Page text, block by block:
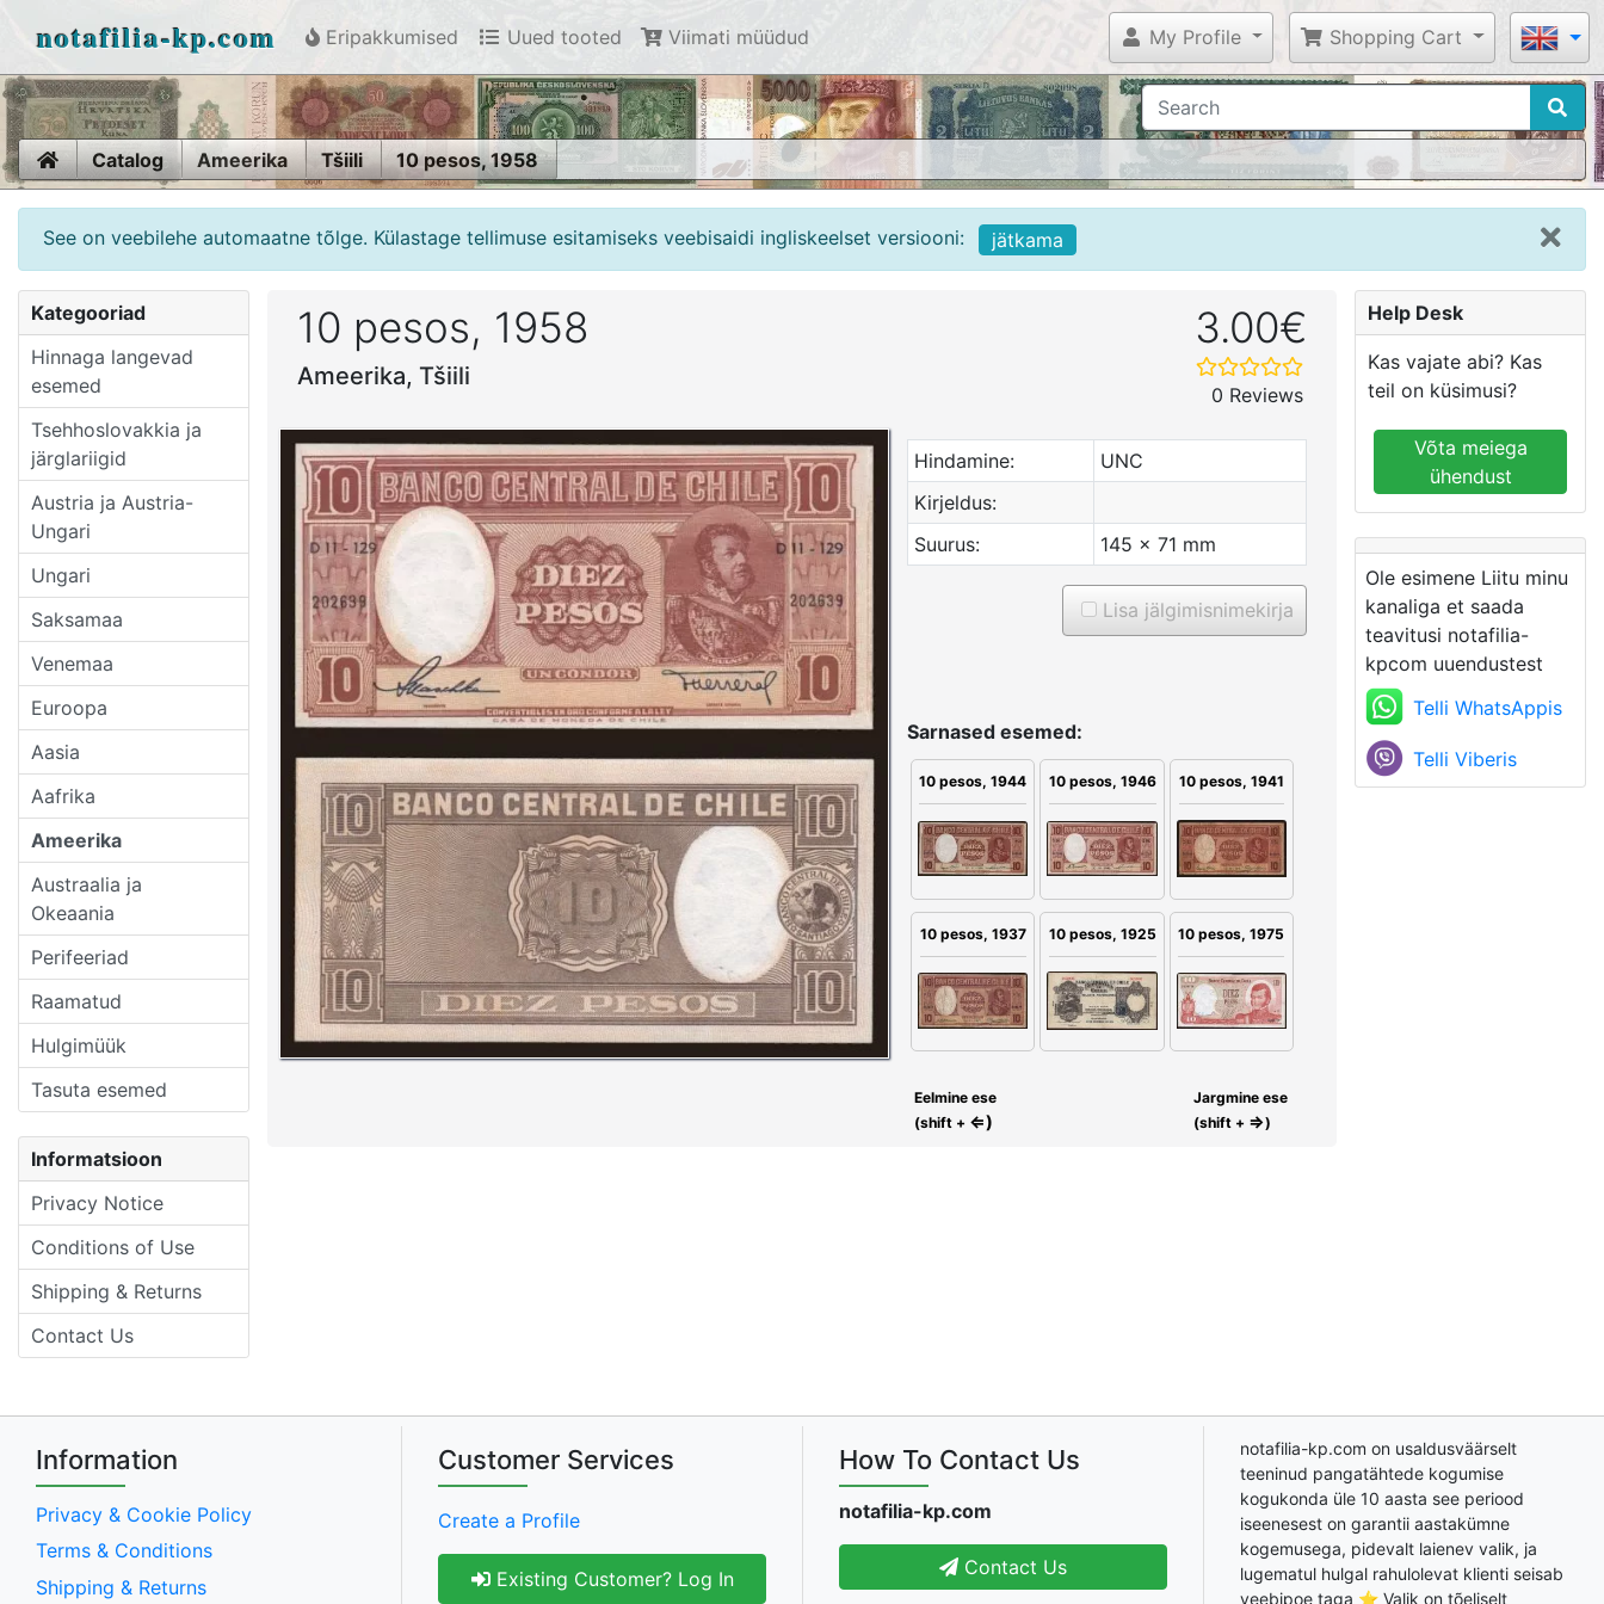
notafilia-kp.com Eripakkumised Uued tooted Viimati müüdud My Profile Shopping Cart
HomeCatalog Ameerika Tšiili 10 pesos, 1958
See on veebilehe automaatne tõlge. Külastage tellimuse esitamiseks veebisaidi ingliskeelset versiooni: jätkama
Kategooriad
Hinnaga langevad
esemed
Tsehhoslovakkia ja
järglariigid
Austria ja Austria-
Ungari
Ungari
Saksamaa
Venemaa
Euroopa
Aasia
Aafrika
Ameerika
Austraalia ja
Okeaania
Perifeeriad
Raamatud
Hulgimüük
Tasuta esemed
Informatsioon
Privacy Notice
Conditions of Use
Shipping & Returns
Contact Us
10 pesos, 1958
Ameerika, Tšiili
3.00€
0 Reviews
Hindamine:
UNC
Kirjeldus:
Suurus:
145 x 71 mm
Lisa jälgimisnimekirja
Sarnased esemed:
10 pesos, 1944 10 pesos, 1946 10 pesos, 1941
10 pesos, 1937 10 pesos, 1925 10 pesos, 1975
Eelmine ese
(shift + ⇐)
Jargmine ese
(shift + ⇒)
Help Desk
Kas vajate abi? Kas
teil on küsimusi?
Võta meiega
ühendust
Ole esimene Liitu minu
kanaliga et saada
teavitusi notafilia-
kpcom uuendustest
Telli WhatsAppis
Telli Viberis
Information
Privacy & Cookie Policy
Terms & Conditions
Shipping & Returns
Customer Services
Create a Profile
Existing Customer? Log In
How To Contact Us
notafilia-kp.com
Contact Us
notafilia-kp.com on usaldusväärselt
teeninud pangatähtede kogumise
kogukonda üle 10 aasta see periood
iseenesest on garantii aastakümne
kogemusega, pidevalt laienev valik, ja
lugematul hulgal rahulolevat klienti seisab
veebipoe taga ⭐ Valik on tõeliselt